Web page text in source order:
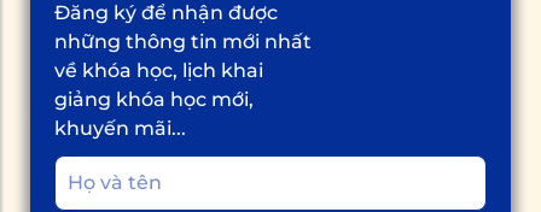
Đăng ký để nhận được
những thông tin mới nhất
về khóa học, lịch khai
giảng khóa học mới,
khuyến mãi...